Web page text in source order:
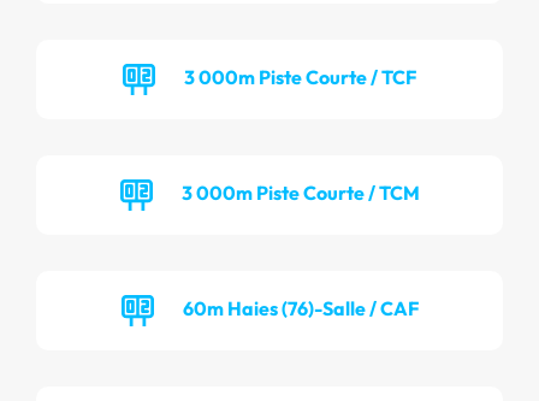
3 000m Piste Courte / TCF
3 000m Piste Courte / TCM
60m Haies (76)-Salle / CAF